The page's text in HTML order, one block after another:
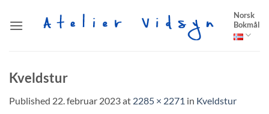
Norsk
Bokmål
Kveldstur
Published 22. februar 2023at 2285 × 2271 in Kveldstur